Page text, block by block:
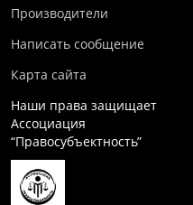
Производители
Написать сообщение
Карта сайта
Наши права защищает
Ассоциация
“Правосубъектность”